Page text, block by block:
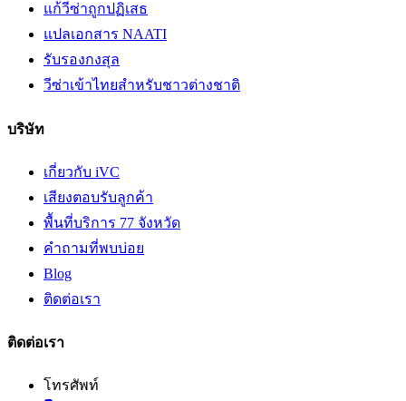
แก้วีซ่าถูกปฏิเสธ
แปลเอกสาร NAATI
รับรองกงสุล
วีซ่าเข้าไทยสำหรับชาวต่างชาติ
บริษัท
เกี่ยวกับ iVC
เสียงตอบรับลูกค้า
พื้นที่บริการ 77 จังหวัด
คำถามที่พบบ่อย
Blog
ติดต่อเรา
ติดต่อเรา
โทรศัพท์